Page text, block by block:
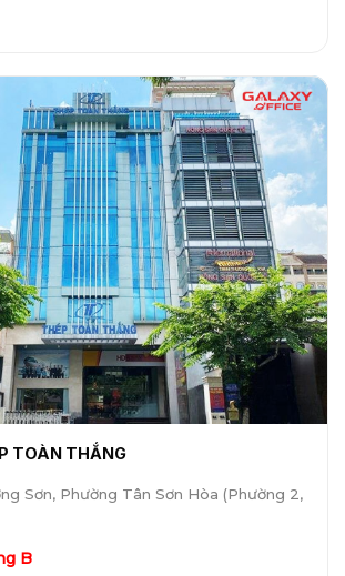
TOÀN THẮNG
Sơn, Phường Tân Sơn Hòa (Phường 2,
B